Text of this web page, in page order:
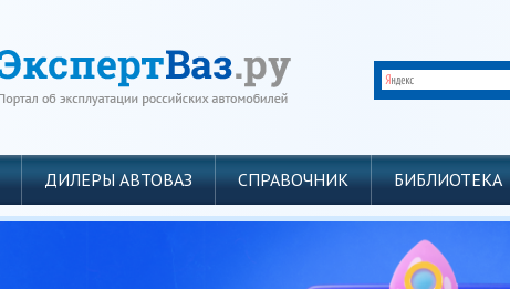
ДИЛЕРЫ АВТОВАЗ СПРАВОЧНИК БИБЛИОТЕКА